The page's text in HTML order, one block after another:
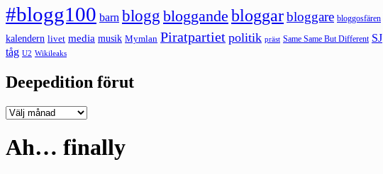
#blogg100 barn blogg bloggande bloggarbloggare bloggosfären
kalendern livet media musik Mymlan Piratpartiet politik präst Same Same But Different SJ
tåg U2 Wikileaks
Deepedition förut
Deepedition
Ah… finally